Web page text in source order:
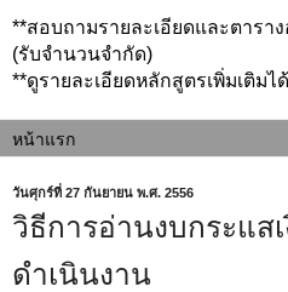
**สอบถามรายละเอียดและตารา
(รับจำนวนจำกัด)
**ดูรายละเอียดหลักสูตรเพิ่มเติมไ
วันศุกร์ที่ 27 กันยายน พ.ศ. 2556
วิธีการอ่านงบกระแส
ดำเนินงาน